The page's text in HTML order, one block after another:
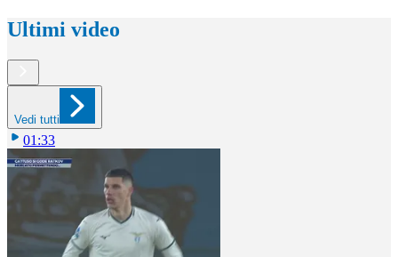
Ultimi video
Vedi tutti
01:33